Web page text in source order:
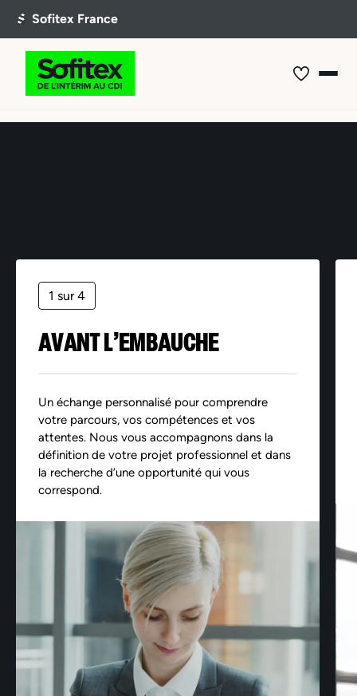
1 sur 4
AVANT L’EMBAUCHE
Un échange personnalisé pour comprendre
votre parcours, vos compétences et vos
attentes. Nous vous accompagnons dans la
définition de votre projet professionnel et dans
la recherche d’une opportunité qui vous
correspond.